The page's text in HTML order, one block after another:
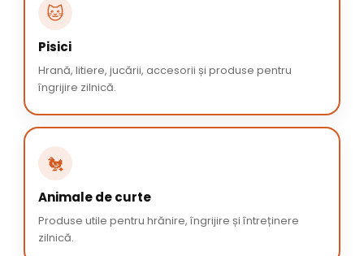
🐱
Pisici
Hrană, litiere, jucării, accesorii și produse pentru
îngrijire zilnică.
🐔
Animale de curte
Produse utile pentru hrănire, îngrijire și întreținere
zilnică.